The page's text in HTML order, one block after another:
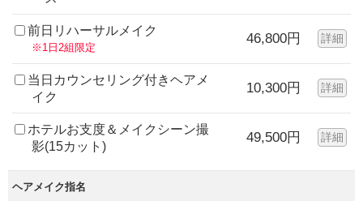
前日リハーサルメイク
※1日2組限定
46,800円 詳細
当日カウンセリング付きヘアメ
イク
10,300円 詳細
ホテルお支度＆メイクシーン撮
影(15カット)
49,500円 詳細
ヘアメイク指名